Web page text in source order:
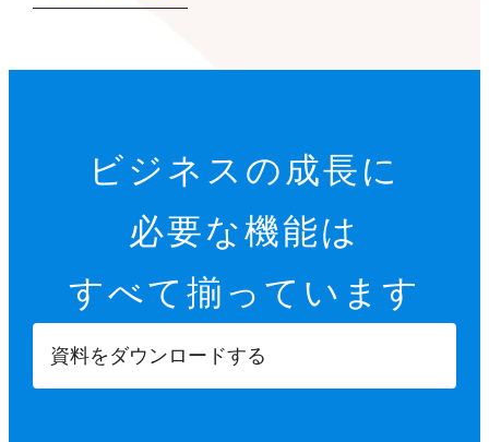
ビジネスの成長に
必要な機能は
すべて揃っています
資料をダウンロードする